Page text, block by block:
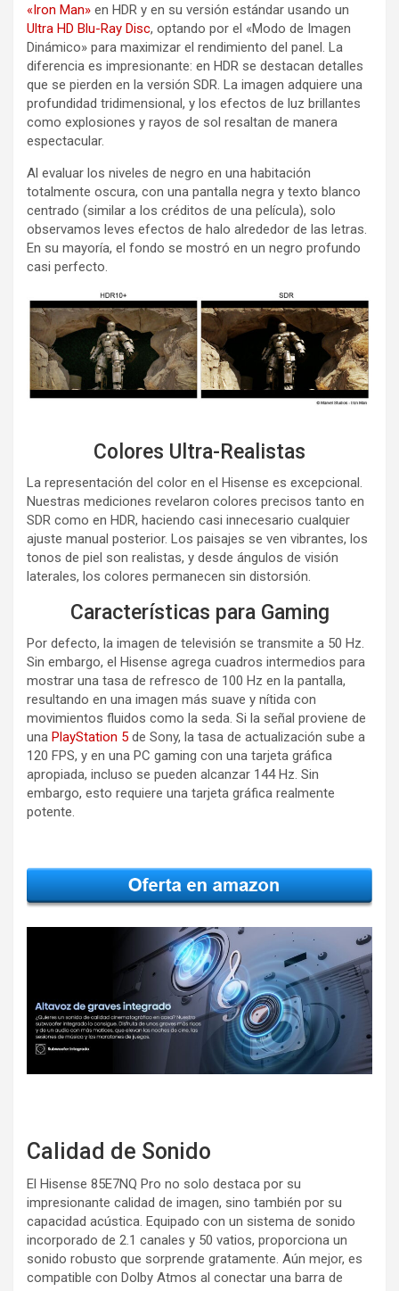
«Iron Man» en HDR y en su versión estándar usando un
Ultra HD Blu-Ray Disc, optando por el «Modo de Imagen
Dinámico» para maximizar el rendimiento del panel. La
diferencia es impresionante: en HDR se destacan detalles
que se pierden en la versión SDR. La imagen adquiere una
profundidad tridimensional, y los efectos de luz brillantes
como explosiones y rayos de sol resaltan de manera
espectacular.
Al evaluar los niveles de negro en una habitación
totalmente oscura, con una pantalla negra y texto blanco
centrado (similar a los créditos de una película), solo
observamos leves efectos de halo alrededor de las letras.
En su mayoría, el fondo se mostró en un negro profundo
casi perfecto.
Colores Ultra-Realistas
La representación del color en el Hisense es excepcional.
Nuestras mediciones revelaron colores precisos tanto en
SDR como en HDR, haciendo casi innecesario cualquier
ajuste manual posterior. Los paisajes se ven vibrantes, los
tonos de piel son realistas, y desde ángulos de visión
laterales, los colores permanecen sin distorsión.
Características para Gaming
Por defecto, la imagen de televisión se transmite a 50 Hz.
Sin embargo, el Hisense agrega cuadros intermedios para
mostrar una tasa de refresco de 100 Hz en la pantalla,
resultando en una imagen más suave y nítida con
movimientos fluidos como la seda. Si la señal proviene de
una PlayStation 5 de Sony, la tasa de actualización sube a
120 FPS, y en una PC gaming con una tarjeta gráfica
apropiada, incluso se pueden alcanzar 144 Hz. Sin
embargo, esto requiere una tarjeta gráfica realmente
potente.
Calidad de Sonido
El Hisense 85E7NQ Pro no solo destaca por su
impresionante calidad de imagen, sino también por su
capacidad acústica. Equipado con un sistema de sonido
incorporado de 2.1 canales y 50 vatios, proporciona un
sonido robusto que sorprende gratamente. Aún mejor, es
compatible con Dolby Atmos al conectar una barra de